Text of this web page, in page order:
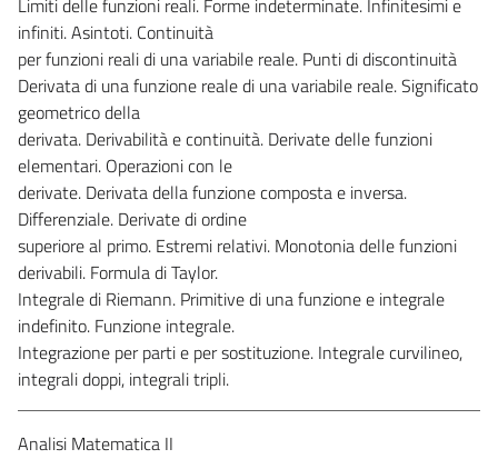
Limiti delle funzioni reali. Forme indeterminate. Infinitesimi e
infiniti. Asintoti. Continuità
per funzioni reali di una variabile reale. Punti di discontinuità
Derivata di una funzione reale di una variabile reale. Significato
geometrico della
derivata. Derivabilità e continuità. Derivate delle funzioni
elementari. Operazioni con le
derivate. Derivata della funzione composta e inversa.
Differenziale. Derivate di ordine
superiore al primo. Estremi relativi. Monotonia delle funzioni
derivabili. Formula di Taylor.
Integrale di Riemann. Primitive di una funzione e integrale
indefinito. Funzione integrale.
Integrazione per parti e per sostituzione. Integrale curvilineo,
integrali doppi, integrali tripli.
Analisi Matematica II